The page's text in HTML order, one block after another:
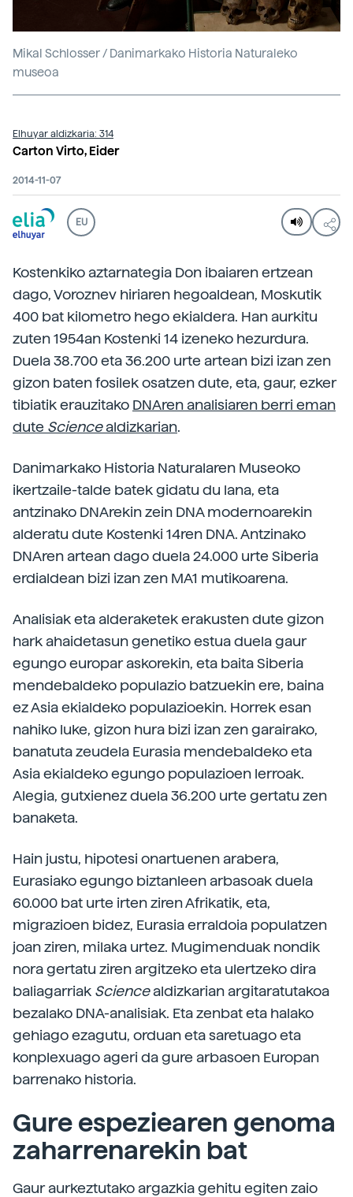
Mikal Schlosser / Danimarkako Historia Naturaleko
museoa
Elhuyar aldizkaria: 314
Carton Virto, Eider
2014-11-07
EU
Kostenkiko aztarnategia Don ibaiaren ertzean
dago, Voroznev hiriaren hegoaldean, Moskutik
400 bat kilometro hego ekialdera. Han aurkitu
zuten 1954an Kostenki 14 izeneko hezurdura.
Duela 38.700 eta 36.200 urte artean bizi izan zen
gizon baten fosilek osatzen dute, eta, gaur, ezker
tibiatik erauzitako DNAren analisiaren berri eman
dute Sciencealdizkarian.
Danimarkako Historia Naturalaren Museoko
ikertzaile-talde batek gidatu du lana, eta
antzinako DNArekin zein DNA modernoarekin
alderatu dute Kostenki 14ren DNA. Antzinako
DNAren artean dago duela 24.000 urte Siberia
erdialdean bizi izan zen MA1 mutikoarena.
Analisiak eta alderaketek erakusten dute gizon
hark ahaidetasun genetiko estua duela gaur
egungo europar askorekin, eta baita Siberia
mendebaldeko populazio batzuekin ere, baina
ez Asia ekialdeko populazioekin. Horrek esan
nahiko luke, gizon hura bizi izan zen garairako,
banatuta zeudela Eurasia mendebaldeko eta
Asia ekialdeko egungo populazioen lerroak.
Alegia, gutxienez duela 36.200 urte gertatu zen
banaketa.
Hain justu, hipotesi onartuenen arabera,
Eurasiako egungo biztanleen arbasoak duela
60.000 bat urte irten ziren Afrikatik, eta,
migrazioen bidez, Eurasia erraldoia populatzen
joan ziren, milaka urtez. Mugimenduak nondik
nora gertatu ziren argitzeko eta ulertzeko dira
baliagarriak Sciencealdizkarian argitaratutakoa
bezalako DNA-analisiak. Eta zenbat eta halako
gehiago ezagutu, orduan eta saretuago eta
konplexuago ageri da gure arbasoen Europan
barrenako historia.
Gure espeziearen genoma
zaharrenarekin bat
Gaur aurkeztutako argazkia gehitu egiten zaio